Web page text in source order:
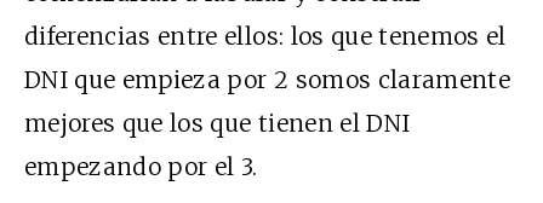
diferencias entre ellos: los que tenemos el
DNI que empieza por 2 somos claramente
mejores que los que tienen el DNI
empezando por el 3.